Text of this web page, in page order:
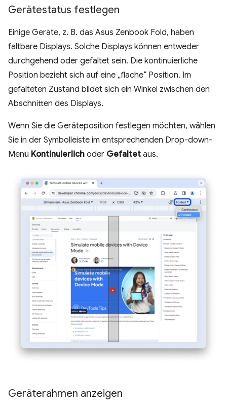
Gerätestatus festlegen
Einige Geräte, z. B. das Asus Zenbook Fold, haben
faltbare Displays. Solche Displays können entweder
durchgehend oder gefaltet sein. Die kontinuierliche
Position bezieht sich auf eine „flache“ Position. Im
gefalteten Zustand bildet sich ein Winkel zwischen den
Abschnitten des Displays.
Wenn Sie die Geräteposition festlegen möchten, wählen
Sie in der Symbolleiste im entsprechenden Drop-down-
Menü Kontinuierlich oder Gefaltet aus.
Geräterahmen anzeigen